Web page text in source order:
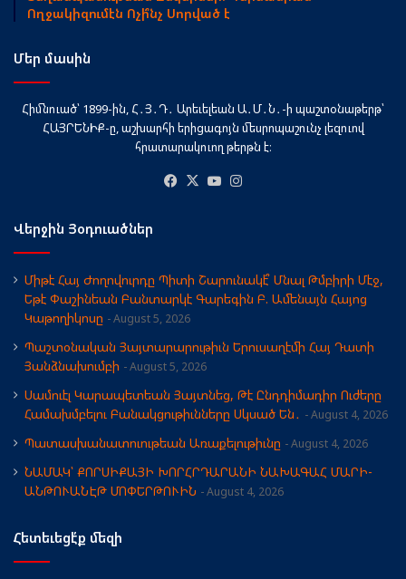
Ողջակիզումէն Ոչի՞նչ Սորված է
Մեր մասին
Հիմնուած՝ 1899-ին, Հ․Յ․Դ․ Արեւելեան Ա․Մ․Ն․-ի պաշտօնաթերթ՝
ՀԱՅՐԵՆԻՔ-ը, աշխարհի երիցագոյն մեսրոպաշունչ լեզուով
հրատարակուող թերթն է։
Facebook
X YouTube
Վերջին Յօդուածներ
Միթէ Հայ Ժողովուրդը Պիտի Շարունակէ՞ Մնալ Թմբիրի Մէջ,
Եթէ Փաշինեան Բանտարկէ Գարեգին Բ. Ամենայն Հայոց
Կաթողիկոսը
August 5, 2026
Պաշտօնական Յայտարարութիւն Երուսաղէմի Հայ Դատի
Յանձնախումբի
August 5, 2026
Սամուէլ Կարապետեան Յայտնեց, Թէ Ընդդիմադիր Ուժերը
Համախմբելու Բանակցութիւնները Սկսած Են․
August 4, 2026
Պատասխանատուութեան Առաքելութիւնը August 4, 2026
ՆԱՄԱԿ՝ ՔՈՐՍԻՔԱՅԻ ԽՈՐՀՐԴԱՐԱՆԻ ՆԱԽԱԳԱՀ ՄԱՐԻ-
ԱՆԹՈՒԱՆԷԹ ՄՈՓԵՐԹՈՒԻՆ
August 4, 2026
Հետեւեցէ՛ք մեզի